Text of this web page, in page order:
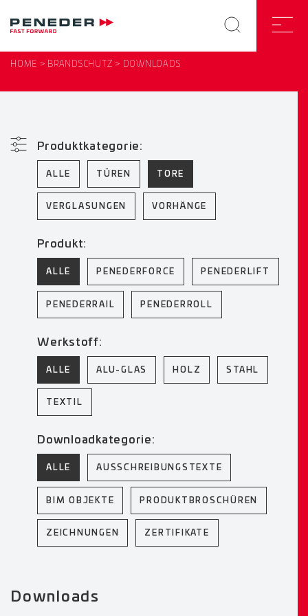
HOME BRANDSCHUTZ DOWNLOADS
Produktkategorie:
ALLE TÜREN TORE
VERGLASUNGEN VORHÄNGE
Produkt:
ALLE PENEDERFORCE PENEDERLIFT
PENEDERRAIL PENEDERROLL
Werkstoff:
ALLE ALU-GLAS HOLZ STAHL
TEXTIL
Downloadkategorie:
ALLE AUSSCHREIBUNGSTEXTE
BIM OBJEKTE PRODUKTBROSCHÜREN
ZEICHNUNGEN ZERTIFIKATE
Downloads